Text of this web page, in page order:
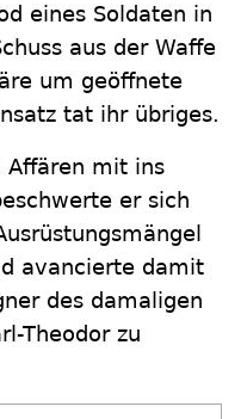
eines Soldaten in
aus der Waffe
um geöffnete
tat ihr übriges.
Affären mit ins
er sich
avancierte damit
des damaligen
Theodor zu